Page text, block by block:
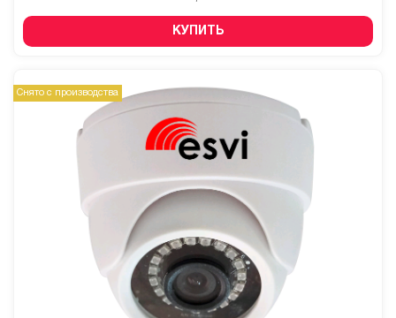
КУПИТЬ
Снято с производства